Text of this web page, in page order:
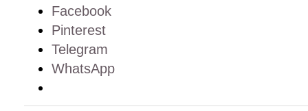
Facebook
Pinterest
Telegram
WhatsApp